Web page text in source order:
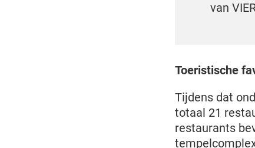
van
Toeristische
Tijdens dat
totaal 21
restaurants